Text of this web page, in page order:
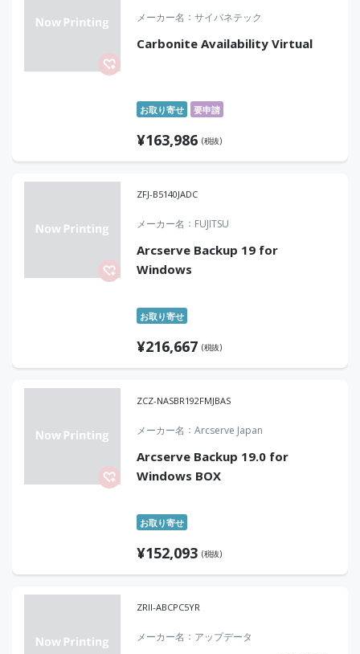
メーカー名 サイバネテック
Carbonite Availability Virtual
お取り寄せ 要申請
¥163,986 (税抜)
ZFJ-B5140JADC
メーカー名 FUJITSU
Arcserve Backup 19 for
Windows
お取り寄せ
¥216,667 (税抜)
ZCZ-NASBR192FMJBAS
メーカー名 Arcserve Japan
Arcserve Backup 19.0 for
Windows BOX
お取り寄せ
¥152,093 (税抜)
ZRII-ABCPC5YR
メーカー名 アップデータ